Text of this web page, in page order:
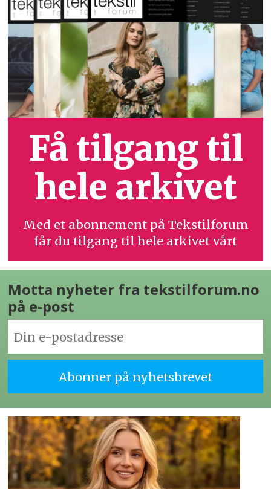
Få tilgang til
hele arkivet
Med et abonnement på Tekstilforum
får du tilgang til hele arkivet vårt
Motta nyheter fra tekstilforum.no
på e-post